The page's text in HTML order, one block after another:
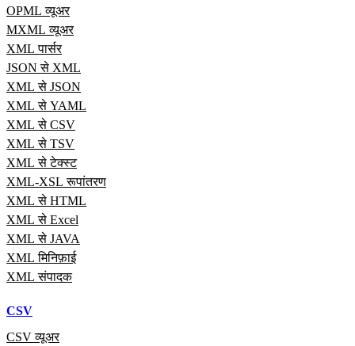
OPML व्यूअर
MXML व्यूअर
XML पार्सर
JSON से XML
XML से JSON
XML से YAML
XML से CSV
XML से TSV
XML से टेक्स्ट
XML-XSL रूपांतरण
XML से HTML
XML से Excel
XML से JAVA
XML मिनिफ़ाई
XML संपादक
CSV
CSV व्यूअर